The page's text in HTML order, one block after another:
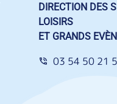
DIRECTION DES
LOISIRS
ET GRANDS
03 54 50 21